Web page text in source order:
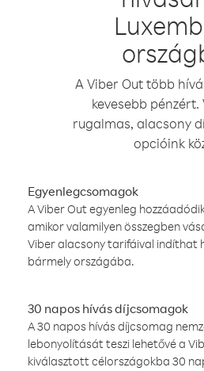
A Viber Out több
kevesebb pénzért.
rugalmas, alacsony
opcióink
Egyenlegcsomagok
A Viber Out egyenleg
amikor valamilyen összegben
Viber alacsony tarifáival indíthat
bármely országába.
30 napos hívás díjcsomagok
A 30 napos hívás díjcsomag
lebonyolítását teszi lehetővé a
kiválasztott célországokba 30